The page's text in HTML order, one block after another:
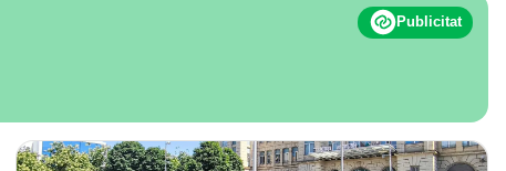
Publicitat